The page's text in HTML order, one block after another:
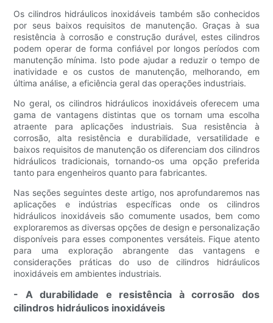
Os cilindros hidráulicos inoxidáveis ​​também são conhecidos
por seus baixos requisitos de manutenção. Graças à sua
resistência à corrosão e construção durável, estes cilindros
podem operar de forma confiável por longos períodos com
manutenção mínima. Isto pode ajudar a reduzir o tempo de
inatividade e os custos de manutenção, melhorando, em
última análise, a eficiência geral das operações industriais.
No geral, os cilindros hidráulicos inoxidáveis ​​oferecem uma
gama de vantagens distintas que os tornam uma escolha
atraente para aplicações industriais. Sua resistência à
corrosão, alta resistência e durabilidade, versatilidade e
baixos requisitos de manutenção os diferenciam dos cilindros
hidráulicos tradicionais, tornando-os uma opção preferida
tanto para engenheiros quanto para fabricantes.
Nas seções seguintes deste artigo, nos aprofundaremos nas
aplicações e indústrias específicas onde os cilindros
hidráulicos inoxidáveis ​​são comumente usados, bem como
exploraremos as diversas opções de design e personalização
disponíveis para esses componentes versáteis. Fique atento
para uma exploração abrangente das vantagens e
considerações práticas do uso de cilindros hidráulicos
inoxidáveis ​​em ambientes industriais.
- A durabilidade e resistência à corrosão dos
cilindros hidráulicos inoxidáveis